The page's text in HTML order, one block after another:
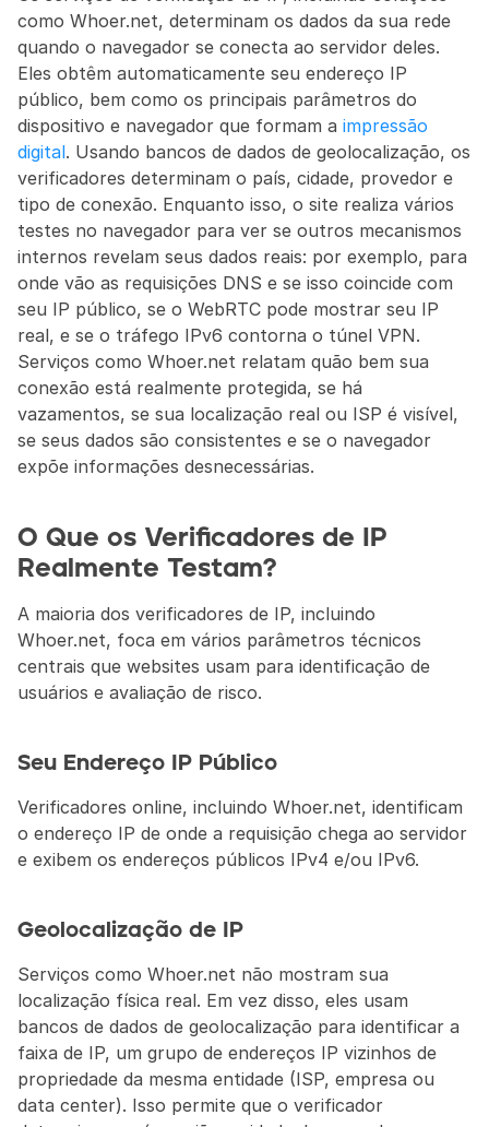
como Whoer.net, determinam os dados da sua rede
quando o navegador se conecta ao servidor deles.
Eles obtêm automaticamente seu endereço IP
público, bem como os principais parâmetros do
dispositivo e navegador que formam a impressão
digital. Usando bancos de dados de geolocalização, os
verificadores determinam o país, cidade, provedor e
tipo de conexão. Enquanto isso, o site realiza vários
testes no navegador para ver se outros mecanismos
internos revelam seus dados reais: por exemplo, para
onde vão as requisições DNS e se isso coincide com
seu IP público, se o WebRTC pode mostrar seu IP
real, e se o tráfego IPv6 contorna o túnel VPN.
Serviços como Whoer.net relatam quão bem sua
conexão está realmente protegida, se há
vazamentos, se sua localização real ou ISP é visível,
se seus dados são consistentes e se o navegador
expõe informações desnecessárias.
O Que os Verificadores de IP
Realmente Testam?
A maioria dos verificadores de IP, incluindo
Whoer.net, foca em vários parâmetros técnicos
centrais que websites usam para identificação de
usuários e avaliação de risco.
Seu Endereço IP Público
Verificadores online, incluindo Whoer.net, identificam
o endereço IP de onde a requisição chega ao servidor
e exibem os endereços públicos IPv4 e/ou IPv6.
Geolocalização de IP
Serviços como Whoer.net não mostram sua
localização física real. Em vez disso, eles usam
bancos de dados de geolocalização para identificar a
faixa de IP, um grupo de endereços IP vizinhos de
propriedade da mesma entidade (ISP, empresa ou
data center). Isso permite que o verificador